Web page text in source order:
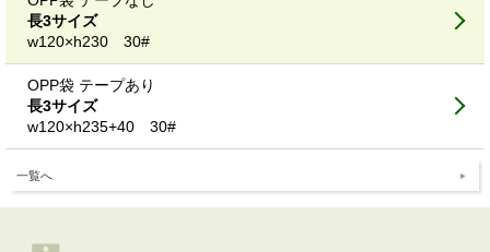
長3サイズ
w120×h230 30#
OPP袋 テープあり
長3サイズ
w120×h235+40 30#
一覧へ